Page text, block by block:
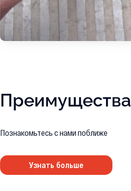
Преимущества
Познакомьтесь с нами поближе
Узнать больше